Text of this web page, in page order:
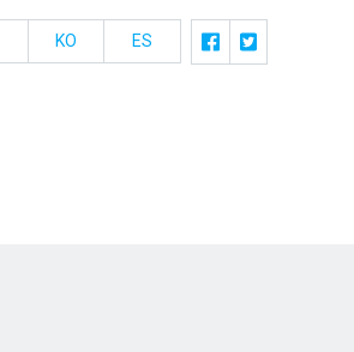
KO ES